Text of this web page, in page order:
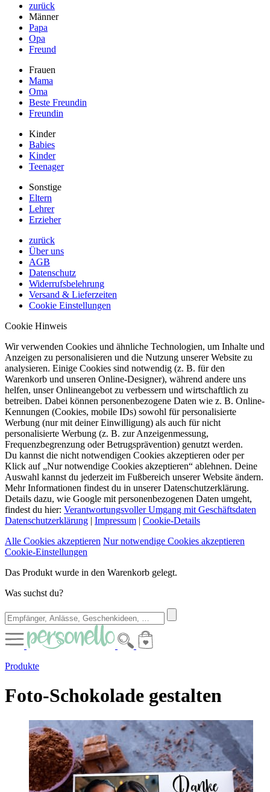
zurück
Männer
Papa
Opa
Freund
Frauen
Mama
Oma
Beste Freundin
Freundin
Kinder
Babies
Kinder
Teenager
Sonstige
Eltern
Lehrer
Erzieher
zurück
Über uns
AGB
Datenschutz
Widerrufsbelehrung
Versand & Lieferzeiten
Cookie Einstellungen
Cookie Hinweis
Wir verwenden Cookies und ähnliche Technologien, um Inhalte und
Anzeigen zu personalisieren und die Nutzung unserer Website zu
analysieren. Einige Cookies sind notwendig (z. B. für den
Warenkorb und unseren Online-Designer), während andere uns
helfen, unser Onlineangebot zu verbessern und wirtschaftlich zu
betreiben. Dabei können personenbezogene Daten wie z. B. Online-
Kennungen (Cookies, mobile IDs) sowohl für personalisierte
Werbung (nur mit deiner Einwilligung) als auch für nicht
personalisierte Werbung (z. B. zur Anzeigenmessung,
Frequenzbegrenzung oder Betrugsprävention) genutzt werden.
Du kannst die nicht notwendigen Cookies akzeptieren oder per
Klick auf „Nur notwendige Cookies akzeptieren“ ablehnen. Deine
Auswahl kannst du jederzeit im Fußbereich unserer Website ändern.
Mehr Informationen findest du in unserer Datenschutzerklärung.
Details dazu, wie Google mit personenbezogenen Daten umgeht,
findest du hier: Verantwortungsvoller Umgang mit Geschäftsdaten
Datenschutzerklärung | Impressum | Cookie-Details
Alle Cookies akzeptieren Nur notwendige Cookies akzeptieren
Cookie-Einstellungen
Das Produkt wurde in den Warenkorb gelegt.
Was suchst du?
Produkte
Foto-Schokolade gestalten